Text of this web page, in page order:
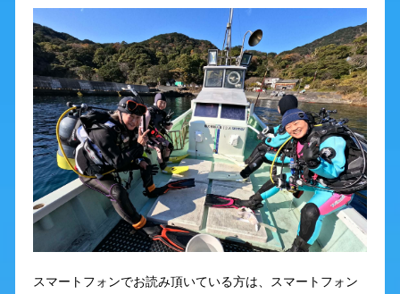
スマートフォンでお読み頂いている方は、スマートフォン